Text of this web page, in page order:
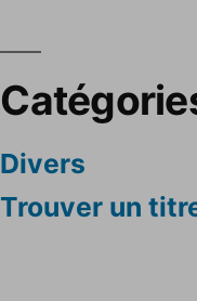
Divers
Trouver un